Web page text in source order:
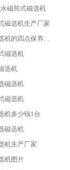
磁筒式磁选机
磁选机生产厂家
江苏干式磁选机的四点保养秘籍
磁选机
选机
磁选机
磁选机
机多少钱1台
磁选机
机生产厂家
机图片